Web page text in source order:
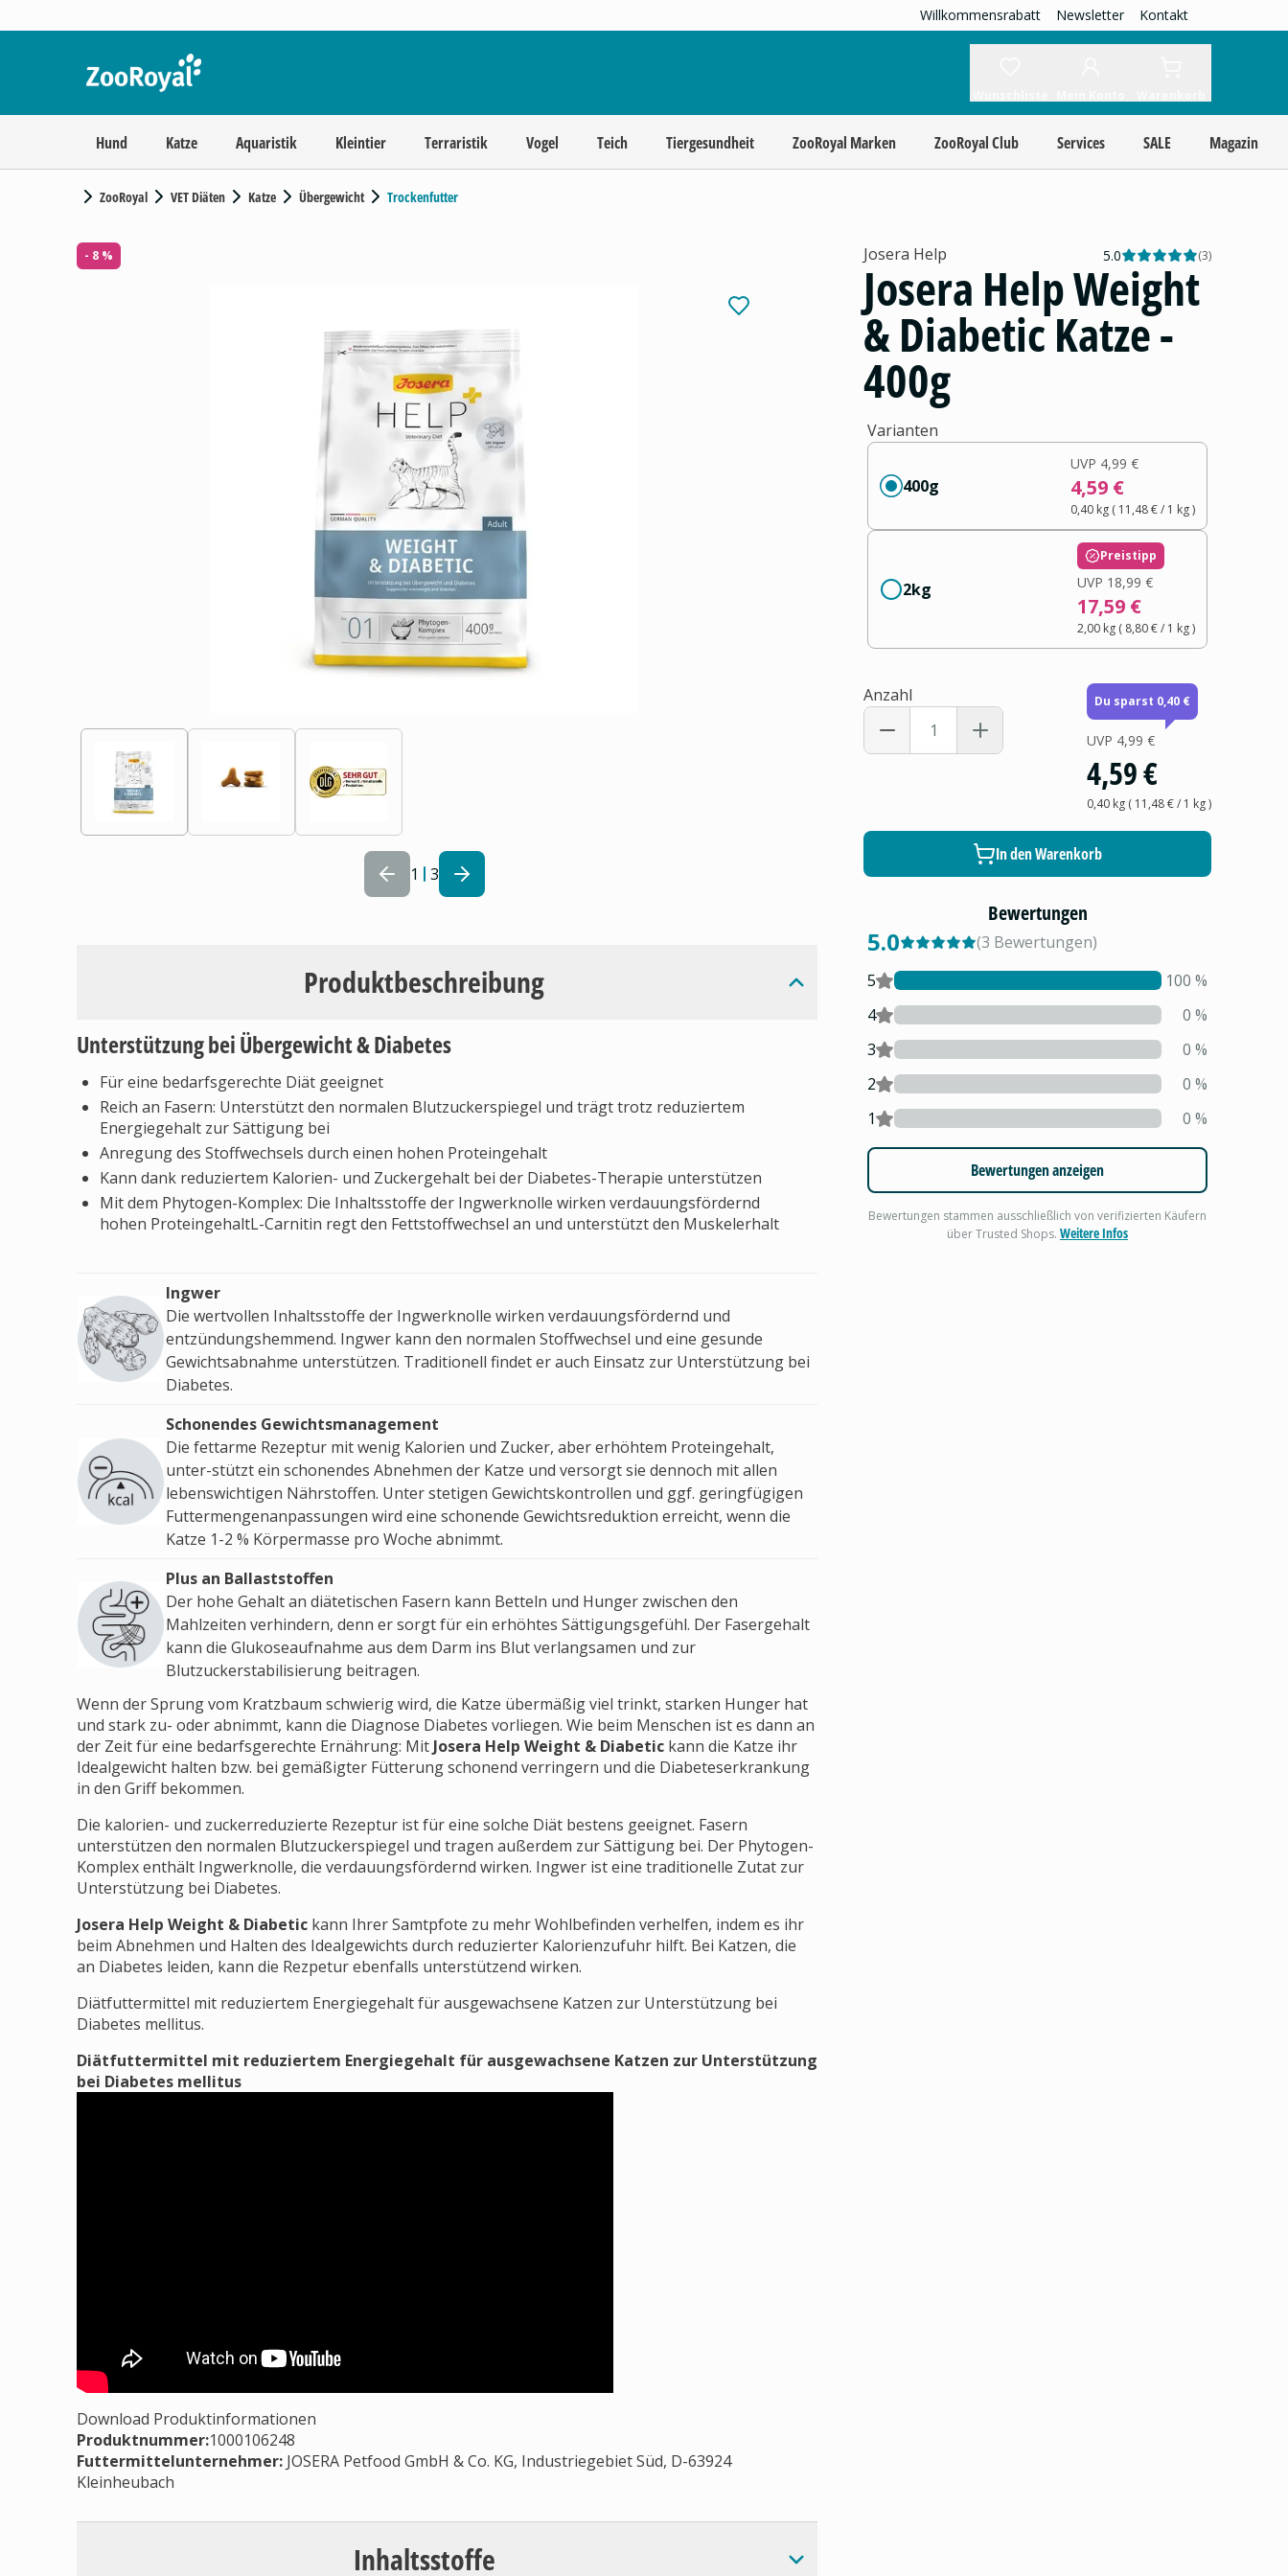
Willkommensrabatt Newsletter Kontakt
Hund Katze Aquaristik Kleintier Terraristik Vogel Teich Tiergesundheit ZooRoyal Marken ZooRoyal Club Services SALE Magazin
ZooRoyal VET Diäten Katze Übergewicht Trockenfutter
- 8 %
1 3
Produktbeschreibung
Unterstützung bei Übergewicht & Diabetes
Für eine bedarfsgerechte Diät geeignet
Reich an Fasern: Unterstützt den normalen Blutzuckerspiegel und trägt trotz reduziertem
Energiegehalt zur Sättigung bei
Anregung des Stoffwechsels durch einen hohen Proteingehalt
Kann dank reduziertem Kalorien- und Zuckergehalt bei der Diabetes-Therapie unterstützen
Mit dem Phytogen-Komplex: Die Inhaltsstoffe der Ingwerknolle wirken verdauungsfördernd
hohen ProteingehaltL-Carnitin regt den Fettstoffwechsel an und unterstützt den Muskelerhalt
Ingwer
Die wertvollen Inhaltsstoffe der Ingwerknolle wirken verdauungsfördernd und
entzündungshemmend. Ingwer kann den normalen Stoffwechsel und eine gesunde
Gewichtsabnahme unterstützen. Traditionell findet er auch Einsatz zur Unterstützung bei
Diabetes.
Schonendes Gewichtsmanagement
Die fettarme Rezeptur mit wenig Kalorien und Zucker, aber erhöhtem Proteingehalt,
unter-stützt ein schonendes Abnehmen der Katze und versorgt sie dennoch mit allen
lebenswichtigen Nährstoffen. Unter stetigen Gewichtskontrollen und ggf. geringfügigen
Futtermengenanpassungen wird eine schonende Gewichtsreduktion erreicht, wenn die
Katze 1-2 % Körpermasse pro Woche abnimmt.
Plus an Ballaststoffen
Der hohe Gehalt an diätetischen Fasern kann Betteln und Hunger zwischen den
Mahlzeiten verhindern, denn er sorgt für ein erhöhtes Sättigungsgefühl. Der Fasergehalt
kann die Glukoseaufnahme aus dem Darm ins Blut verlangsamen und zur
Blutzuckerstabilisierung beitragen.
Wenn der Sprung vom Kratzbaum schwierig wird, die Katze übermäßig viel trinkt, starken Hunger hat
und stark zu- oder abnimmt, kann die Diagnose Diabetes vorliegen. Wie beim Menschen ist es dann an
der Zeit für eine bedarfsgerechte Ernährung: Mit Josera Help Weight & Diabetic kann die Katze ihr
Idealgewicht halten bzw. bei gemäßigter Fütterung schonend verringern und die Diabeteserkrankung
in den Griff bekommen.
Die kalorien- und zuckerreduzierte Rezeptur ist für eine solche Diät bestens geeignet. Fasern
unterstützen den normalen Blutzuckerspiegel und tragen außerdem zur Sättigung bei. Der Phytogen-
Komplex enthält Ingwerknolle, die verdauungsfördernd wirken. Ingwer ist eine traditionelle Zutat zur
Unterstützung bei Diabetes.
Josera Help Weight & Diabetic kann Ihrer Samtpfote zu mehr Wohlbefinden verhelfen, indem es ihr
beim Abnehmen und Halten des Idealgewichts durch reduzierter Kalorienzufuhr hilft. Bei Katzen, die
an Diabetes leiden, kann die Rezpetur ebenfalls unterstützend wirken.
Diätfuttermittel mit reduziertem Energiegehalt für ausgewachsene Katzen zur Unterstützung bei
Diabetes mellitus.
Diätfuttermittel mit reduziertem Energiegehalt für ausgewachsene Katzen zur Unterstützung
bei Diabetes mellitus
Download Produktinformationen
Produktnummer:1000106248
Futtermittelunternehmer: JOSERA Petfood GmbH & Co. KG, Industriegebiet Süd, D-63924
Kleinheubach
Inhaltsstoffe
Josera Help 5.0 (3)
Josera Help Weight
& Diabetic Katze -
400g
Varianten
400g
UVP 4,99 €
4,59 €
0,40 kg( 11,48 €/ 1 kg)
2kg
Preistipp
UVP 18,99 €
17,59 €
2,00 kg( 8,80 €/ 1 kg)
Anzahl Du sparst 0,40 €
UVP 4,99 €
4,59 €
0,40 kg( 11,48 €/ 1 kg)
In den Warenkorb
Bewertungen
5.0 (3 Bewertungen)
5
100 %
4
0 %
3
0 %
2
0 %
1
0 %
Bewertungen anzeigen
Bewertungen stammen ausschließlich von verifizierten Käufern
über Trusted Shops.Weitere Infos